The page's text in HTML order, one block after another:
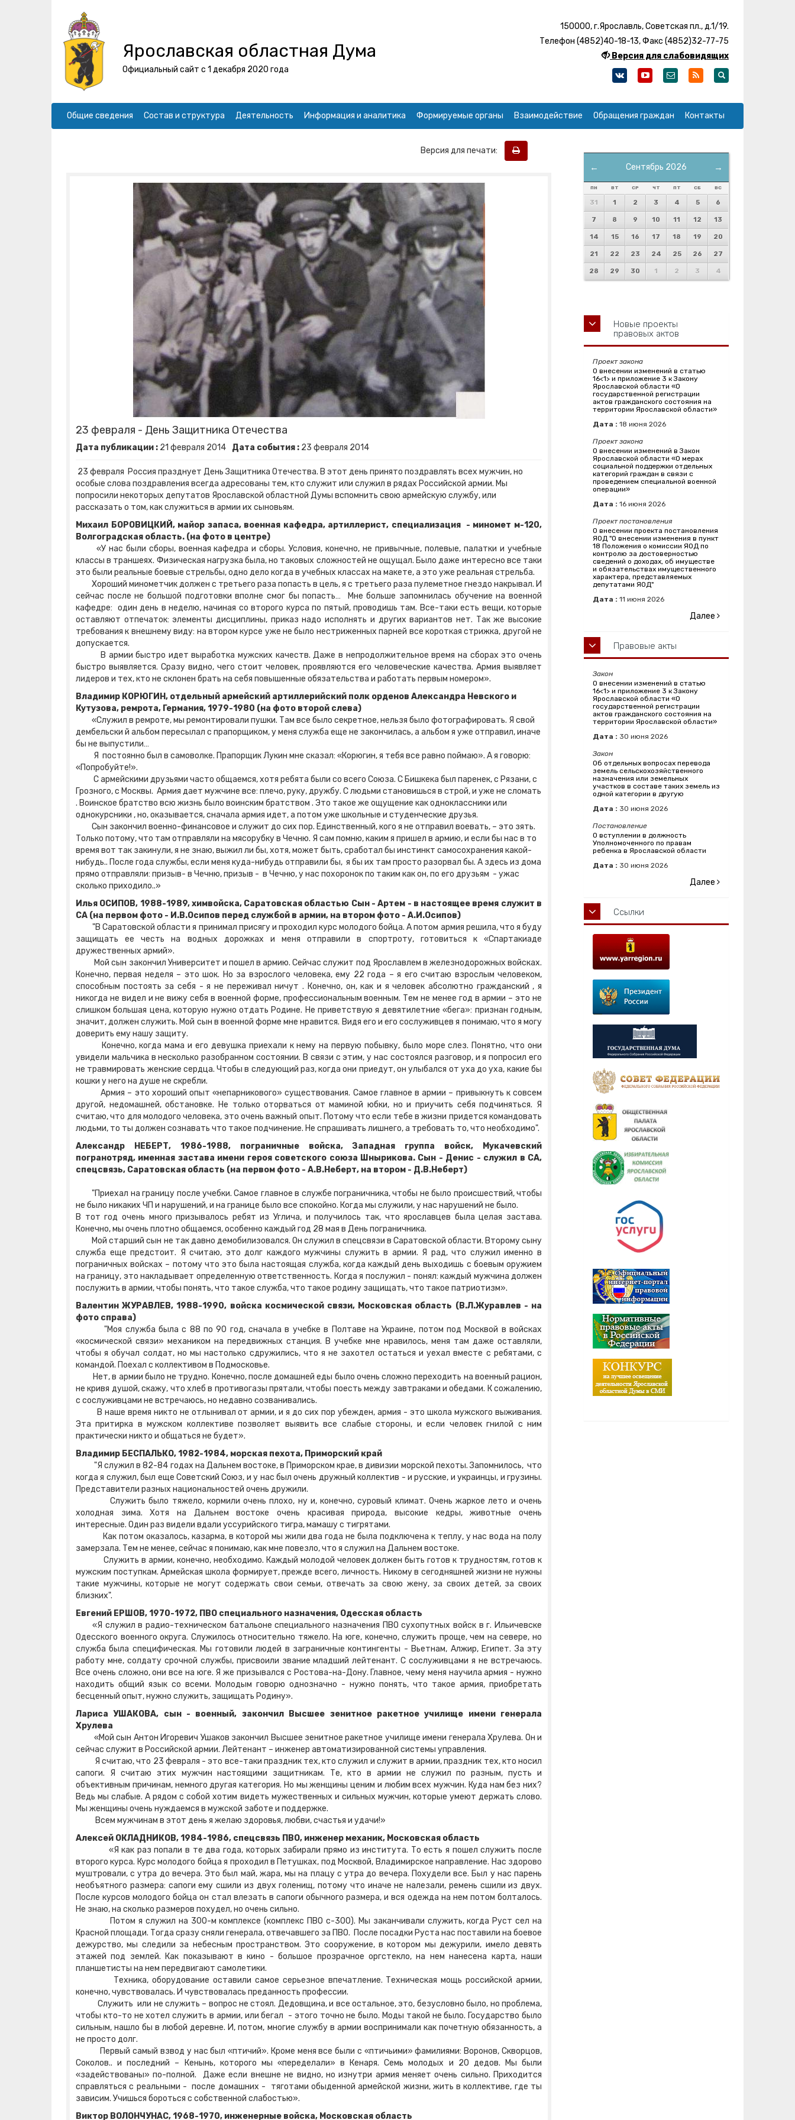
Ярославская областная Дума
Официальный сайт с 1 декабря 2020 года
150000, г.Ярославль, Советская пл., д.1/19.
Телефон (4852)40-18-13, Факс (4852)32-77-75
Версия для слабовидящих
Общие сведения Состав и структура Деятельность Информация и аналитика Формируемые органы Взаимодействие Обращения граждан Контакты
Версия для печати:
23 февраля - День Защитника Отечества
Дата публикации : 21 февраля 2014 Дата события : 23 февраля 2014
23 февраля Россия празднует День Защитника Отечества. В этот день принято поздравлять всех мужчин, но
особые слова поздравления всегда адресованы тем, кто служит или служил в рядах Российской армии. Мы
попросили некоторых депутатов Ярославской областной Думы вспомнить свою армейскую службу, или
рассказать о том, как служиться в армии их сыновьям.
Михаил БОРОВИЦКИЙ, майор запаса, военная кафедра, артиллерист, специализация - миномет м-120,
Волгоградская область. (на фото в центре)
«У нас были сборы, военная кафедра и сборы. Условия, конечно, не привычные, полевые, палатки и учебные
классы в траншеях. Физическая нагрузка была, но таковых сложностей не ощущал. Было даже интересно все таки
это были реальные боевые стрельбы, одно дело когда в учебных классах на макете, а это уже реальная стрельба.
Хороший минометчик должен с третьего раза попасть в цель, я с третьего раза пулеметное гнездо накрывал. И
сейчас после не большой подготовки вполне смог бы попасть… Мне больше запомнилась обучение на военной
кафедре: один день в неделю, начиная со второго курса по пятый, проводишь там. Все-таки есть вещи, которые
оставляют отпечаток: элементы дисциплины, приказ надо исполнять и других вариантов нет. Так же высокие
требования к внешнему виду: на втором курсе уже не было нестриженных парней все короткая стрижка, другой не
допускается.
В армии быстро идет выработка мужских качеств. Даже в непродолжительное время на сборах это очень
быстро выявляется. Сразу видно, чего стоит человек, проявляются его человеческие качества. Армия выявляет
лидеров и тех, кто не склонен брать на себя повышенные обязательства и работать первым номером».
Владимир КОРЮГИН, отдельный армейский артиллерийский полк орденов Александра Невского и
Кутузова, ремрота, Германия, 1979-1980 (на фото второй слева)
«Служил в ремроте, мы ремонтировали пушки. Там все было секретное, нельзя было фотографировать. Я свой
дембельски й альбом пересылал с прапорщиком, у меня служба еще не закончилась, а альбом я уже отправил, иначе
бы не выпустили…
Я постоянно был в самоволке. Прапорщик Лукин мне сказал: «Корюгин, я тебя все равно поймаю». А я говорю:
«Попробуйте!».
С армейскими друзьями часто общаемся, хотя ребята были со всего Союза. С Бишкека был паренек, с Рязани, с
Грозного, с Москвы. Армия дает мужчине все: плечо, руку, дружбу. С людьми становишься в строй, и уже не сломать
. Воинское братство всю жизнь было воинским братством . Это такое же ощущение как одноклассники или
однокурсники , но, оказывается, сначала армия идет, а потом уже школьные и студенческие друзья.
Сын закончил военно-финансовое и служит до сих пор. Единственный, кого я не отправил воевать, – это зять.
Только потому, что там отправляли на мясорубку в Чечню. Я сам помню, каким я пришел в армию, и если бы нас в то
время вот так закинули, я не знаю, выжил ли бы, хотя, может быть, сработал бы инстинкт самосохранения какой-
нибудь.. После года службы, если меня куда-нибудь отправили бы, я бы их там просто разорвал бы. А здесь из дома
прямо отправляли: призыв- в Чечню, призыв - в Чечню, у нас похоронок по таким как он, по его друзьям - ужас
сколько приходило..»
Илья ОСИПОВ, 1988-1989, химвойска, Саратовская областью Сын - Артем - в настоящее время служит в
СА (на первом фото - И.В.Осипов перед службой в армии, на втором фото - А.И.Осипов)
"В Саратовской области я принимал присягу и проходил курс молодого бойца. А потом армия решила, что я буду
защищать ее честь на водных дорожках и меня отправили в спортроту, готовиться к «Спартакиаде
дружественных армий».
Мой сын закончил Университет и пошел в армию. Сейчас служит под Ярославлем в железнодорожных войсках.
Конечно, первая неделя – это шок. Но за взрослого человека, ему 22 года – я его считаю взрослым человеком,
способным постоять за себя - я не переживал ничут . Конечно, он, как и я человек абсолютно гражданский , я
никогда не видел и не вижу себя в военной форме, профессиональным военным. Тем не менее год в армии – это не
слишком большая цена, которую нужно отдать Родине. Не приветствую я девятилетние «бега»: признан годным,
значит, должен служить. Мой сын в военной форме мне нравится. Видя его и его сослуживцев я понимаю, что я могу
доверить ему нашу защиту.
Конечно, когда мама и его девушка приехали к нему на первую побывку, было море слез. Понятно, что они
увидели мальчика в несколько разобранном состоянии. В связи с этим, у нас состоялся разговор, и я попросил его
не травмировать женские сердца. Чтобы в следующий раз, когда они приедут, он улыбался от уха до уха, какие бы
кошки у него на душе не скребли.
Армия – это хороший опыт «непарникового» существования. Самое главное в армии – привыкнуть к совсем
другой, недомашней, обстановке. Не только оторваться от маминой юбки, но и приучить себя подчиняться. Я
считаю, что для молодого человека, это очень важный опыт. Потому что если тебе в жизни придется командовать
людьми, то ты должен сознавать что такое подчинение. Не спрашивать лишнего, а требовать то, что необходимо".
Александр НЕБЕРТ, 1986-1988, пограничные войска, Западная группа войск, Мукачевский
погранотряд, именная застава имени героя советского союза Шнырикова. Сын - Денис - служил в СА,
спецсвязь, Саратовская область (на первом фото - А.В.Неберт, на втором - Д.В.Неберт)
"Приехал на границу после учебки. Самое главное в службе пограничника, чтобы не было происшествий, чтобы
не было никаких ЧП и нарушений, и на границе было все спокойно. Когда мы служили, у нас нарушений не было.
В тот год очень много призывалось ребят из Углича, и получилось так, что ярославцев была целая застава.
Конечно, мы очень плотно общаемся, особенно каждый год 28 мая в День пограничника.
Мой старший сын не так давно демобилизовался. Он служил в спецсвязи в Саратовской области. Второму сыну
служба еще предстоит. Я считаю, это долг каждого мужчины служить в армии. Я рад, что служил именно в
пограничных войсках – потому что это была настоящая служба, когда каждый день выходишь с боевым оружием
на границу, это накладывает определенную ответственность. Когда я послужил - понял: каждый мужчина должен
послужить в армии, чтобы понять, что такое служба, что такое родину защищать, что такое патриотизм».
Валентин ЖУРАВЛЕВ, 1988-1990, войска космической связи, Московская область (В.Л.Журавлев - на
фото справа)
"Моя служба была с 88 по 90 год, сначала в учебке в Полтаве на Украине, потом под Москвой в войсках
«космической связи» механиком на передвижных станция. В учебке мне нравилось, меня там даже оставляли,
чтобы я обучал солдат, но мы настолько сдружились, что я не захотел остаться и уехал вместе с ребятами, с
командой. Поехал с коллективом в Подмосковье.
Нет, в армии было не трудно. Конечно, после домашней еды было очень сложно переходить на военный рацион,
не кривя душой, скажу, что хлеб в противогазы прятали, чтобы поесть между завтраками и обедами. К сожалению,
с сослуживцами не встречаюсь, но недавно созванивались.
В наше время никто не отлынивал от армии, и я до сих пор убежден, армия - это школа мужского выживания.
Эта притирка в мужском коллективе позволяет выявить все слабые стороны, и если человек гнилой с ним
практически никто и общаться не будет».
Владимир БЕСПАЛЬКО, 1982-1984, морская пехота, Приморский край
"Я служил в 82-84 годах на Дальнем востоке, в Приморском крае, в дивизии морской пехоты. Запомнилось, что
когда я служил, был еще Советский Союз, и у нас был очень дружный коллектив - и русские, и украинцы, и грузины.
Представители разных национальностей очень дружили.
Служить было тяжело, кормили очень плохо, ну и, конечно, суровый климат. Очень жаркое лето и очень
холодная зима. Хотя на Дальнем востоке очень красивая природа, высокие кедры, животные очень
интересные. Один раз видели вдали уссурийского тигра, мамашу с тигрятами.
Как потом оказалось, казарма, в которой мы жили два года не была подключена к теплу, у нас вода на полу
замерзала. Тем не менее, сейчас я понимаю, как мне повезло, что я служил на Дальнем востоке.
Служить в армии, конечно, необходимо. Каждый молодой человек должен быть готов к трудностям, готов к
мужским поступкам. Армейская школа формирует, прежде всего, личность. Никому в сегодняшней жизни не нужны
такие мужчины, которые не могут содержать свои семьи, отвечать за свою жену, за своих детей, за своих
близких".
Евгений ЕРШОВ, 1970-1972, ПВО специального назначения, Одесская область
«Я служил в радио-техническом батальоне специального назначения ПВО сухопутных войск в г. Ильичевске
Одесского военного округа. Служилось относительно тяжело. На юге, конечно, служить проще, чем на севере, но
служба была специфическая. Мы готовили людей в заграничные контингенты - Вьетнам, Алжир, Египет. За эту
работу мне, солдату срочной службы, присвоили звание младший лейтенант. С сослуживцами я не встречаюсь.
Все очень сложно, они все на юге. Я же призывался с Ростова-на-Дону. Главное, чему меня научила армия - нужно
находить общий язык со всеми. Молодым говорю однозначно - нужно понять, что такое армия, приобретать
бесценный опыт, нужно служить, защищать Родину».
Лариса УШАКОВА, сын - военный, закончил Высшее зенитное ракетное училище имени генерала
Хрулева
«Мой сын Антон Игоревич Ушаков закончил Высшее зенитное ракетное училище имени генерала Хрулева. Он и
сейчас служит в Российской армии. Лейтенант – инженер автоматизированной системы управления.
Я считаю, что 23 февраля - это все-таки праздник тех, кто служил и служит в армии, праздник тех, кто носил
сапоги. Я считаю этих мужчин настоящими защитникам. Те, кто в армии не служил по разным, пусть и
объективным причинам, немного другая категория. Но мы женщины ценим и любим всех мужчин. Куда нам без них?
Ведь мы слабые. А рядом с собой хотим видеть мужественных и сильных мужчин, которые умеют держать слово.
Мы женщины очень нуждаемся в мужской заботе и поддержке.
Всем мужчинам в этот день я желаю здоровья, любви, счастья и удачи!»
Алексей ОКЛАДНИКОВ, 1984-1986, спецсвязь ПВО, инженер механик, Московская область
«Я как раз попали в те два года, которых забирали прямо из института. То есть я пошел служить после
второго курса. Курс молодого бойца я проходил в Петушках, под Москвой, Владимирское направление. Нас здорово
муштровали, с утра до вечера. Это был май, жара, мы на плацу с утра до вечера. Похудели все. Был у нас парень
необъятного размера: сапоги ему сшили из двух голенищ, потому что иначе не налезали, ремень сшили из двух.
После курсов молодого бойца он стал влезать в сапоги обычного размера, и вся одежда на нем потом болталось.
Не знаю, на сколько размеров похудел, но очень сильно.
Потом я служил на 300-м комплексе (комплекс ПВО с-300). Мы заканчивали служить, когда Руст сел на
Красной площади. Тогда сразу сняли генерала, отвечавшего за ПВО. После посадки Руста нас поставили на боевое
дежурство, мы следили за небесным пространством. Это сооружение, в котором мы дежурили, имело девять
этажей под землей. Как показывают в кино - большое прозрачное оргстекло, на нем нанесена карта, наши
планшетисты на нем передвигают самолетики.
Техника, оборудование оставили самое серьезное впечатление. Техническая мощь российской армии,
конечно, чувствовалась. И чувствовалась преданность профессии.
Служить или не служить – вопрос не стоял. Дедовщина, и все остальное, это, безусловно было, но проблема,
чтобы кто-то не хотел служить в армии, или бегал - этого точно не было. Моды такой не было. Государство было
сильным, нашло бы в любой деревне. И, потом, многие службу в армии воспринимали как почетную обязанность, а
не просто долг.
Первый самый взвод у нас был «птичий». Кроме меня все были с «птичьими» фамилиями: Воронов, Скворцов,
Соколов.. и последний – Кенынь, которого мы «переделали» в Кенаря. Семь молодых и 20 дедов. Мы были
«задействованы» по-полной. Даже если внешне не видно, но изнутри армия меняет очень сильно. Приходится
справляться с реальными - после домашних - тяготами обыденной армейской жизни, жить в коллективе, где ты
зависим. Учишься бороться с собственной слабостью».
Виктор ВОЛОНЧУНАС, 1968-1970, инженерные войска, Московская область
← →
Сентябрь 2026
ПН ВТ СР ЧТ ПТ СБ ВС
31 1 2 3 4 5 6
7 8 9 10 11 12 13
14 15 16 17 18 19 20
21 22 23 24 25 26 27
28 29 30 1 2 3 4
Новые проекты
правовых актов
Проект закона
О внесении изменений в статью
16<1> и приложение 3 к Закону
Ярославской области «О
государственной регистрации
актов гражданского состояния на
территории Ярославской области»
Дата : 18 июня 2026
Проект закона
О внесении изменений в Закон
Ярославской области «О мерах
социальной поддержки отдельных
категорий граждан в связи с
проведением специальной военной
операции»
Дата : 16 июня 2026
Проект постановления
О внесении проекта постановления
ЯОД "О внесении изменения в пункт
18 Положения о комиссии ЯОД по
контролю за достоверностью
сведений о доходах, об имуществе
и обязательствах имущественного
характера, представляемых
депутатами ЯОД"
Дата : 11 июня 2026
Далее
Правовые акты
Закон
О внесении изменений в статью
16<1> и приложение 3 к Закону
Ярославской области «О
государственной регистрации
актов гражданского состояния на
территории Ярославской области»
Дата : 30 июня 2026
Закон
Об отдельных вопросах перевода
земель сельскохозяйственного
назначения или земельных
участков в составе таких земель из
одной категории в другую
Дата : 30 июня 2026
Постановление
О вступлении в должность
Уполномоченного по правам
ребенка в Ярославской области
Дата : 30 июня 2026
Далее
Ссылки